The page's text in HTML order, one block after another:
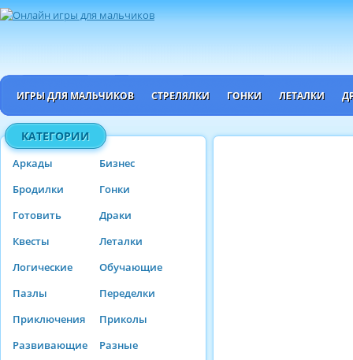
ИГРЫ ДЛЯ МАЛЬЧИКОВ СТРЕЛЯЛКИ ГОНКИ ЛЕТАЛКИ
КАТЕГОРИИ
Аркады
Бизнес
Бродилки
Гонки
Готовить
Драки
Квесты
Леталки
Логические
Обучающие
Пазлы
Переделки
Приключения
Приколы
Развивающие
Разные